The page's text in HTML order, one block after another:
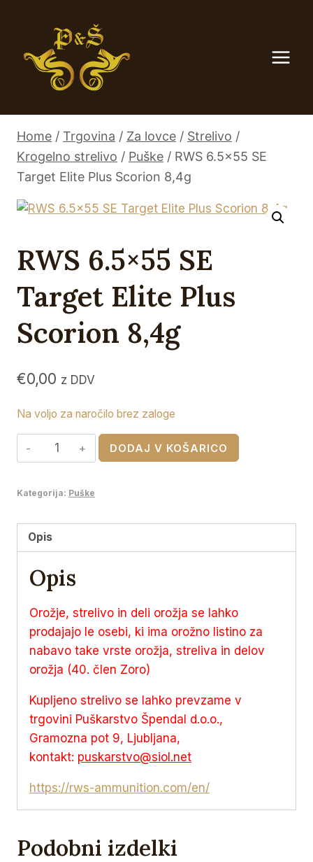
Home / Trgovina / Za lovce / Strelivo /
Krogelno strelivo / Puške / RWS 6.5×55 SE
Target Elite Plus Scorion 8,4g
RWS 6.5×55 SE
Target Elite Plus
Scorion 8,4g
€0,00 z DDV
Na voljo za naročilo brez zaloge
RWS
6.5x55
Target
Plus
Scorion
8,4g
količina
DODAJ V KOŠARICO
Kategorija: Puške
Opis
Opis
Orožje, strelivo in deli orožja se lahko
prodajajo le osebi, ki ima orožno listino za
nabavo take vrste orožja, streliva in delov
orožja (40. člen Zoro)
Kupljeno strelivo se lahko prevzame v
trgovini Puškarstvo Špendal d.o.o.,
Gramozna pot 9, Ljubljana,
kontakt: puskarstvo@siol.net
https://rws-ammunition.com/en/
Podobni izdelki